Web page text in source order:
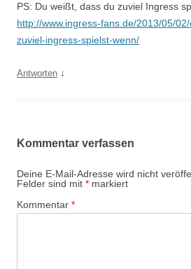
PS: Du weißt, dass du zuviel Ingress
http://www.ingress-fans.de/2013/05/
zuviel-ingress-spielst-wenn/
Antworten ↓
Kommentar verfassen
Deine E-Mail-Adresse wird nicht
Felder sind mit * markiert
Kommentar *